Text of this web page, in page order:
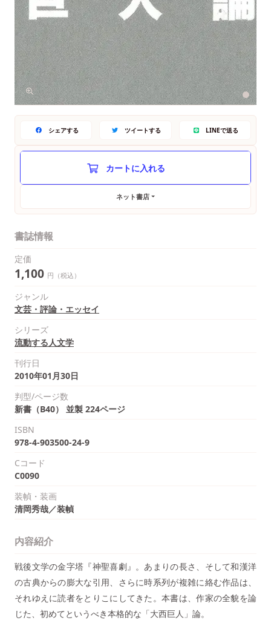
シェアする ツイートする LINEで送る
ネット書店
書誌情報
定価
1,100 円（税込）
ジャンル
文芸・評論・エッセイ
シリーズ
流動する人文学
刊行日
2010年01月30日
判型/ページ数
新書（B40） 並製 224ページ
ISBN
978-4-903500-24-9
Cコード
C0090
装幀・装画
清岡秀哉／装幀
内容紹介
戦後文学の金字塔『神聖喜劇』。あまりの長さ、そして和漢洋
の古典からの膨大な引用、さらに時系列が複雑に絡む作品は、
それゆえに読者をとりこにしてきた。本書は、作家の全貌を論
じた、初めてというべき本格的な「大西巨人」論。